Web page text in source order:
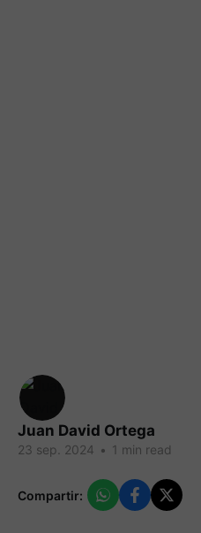
Juan David Ortega
23 sep. 2024 • 1 min read
Compartir: